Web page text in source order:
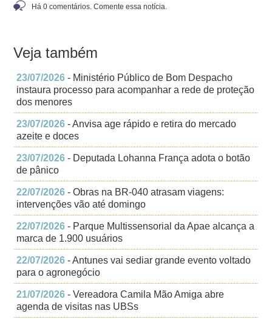
Há 0 comentários. Comente essa notícia.
Veja também
23/07/2026 - Ministério Público de Bom Despacho
instaura processo para acompanhar a rede de proteção
dos menores
23/07/2026 - Anvisa age rápido e retira do mercado
azeite e doces
23/07/2026 - Deputada Lohanna França adota o botão
de pânico
22/07/2026 - Obras na BR-040 atrasam viagens:
intervenções vão até domingo
22/07/2026 - Parque Multissensorial da Apae alcança a
marca de 1.900 usuários
22/07/2026 - Antunes vai sediar grande evento voltado
para o agronegócio
21/07/2026 - Vereadora Camila Mão Amiga abre
agenda de visitas nas UBSs